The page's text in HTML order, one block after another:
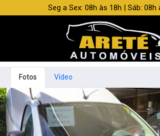
Seg a Sex: 08h às 18h | Sáb: 08h
Fotos Vídeo